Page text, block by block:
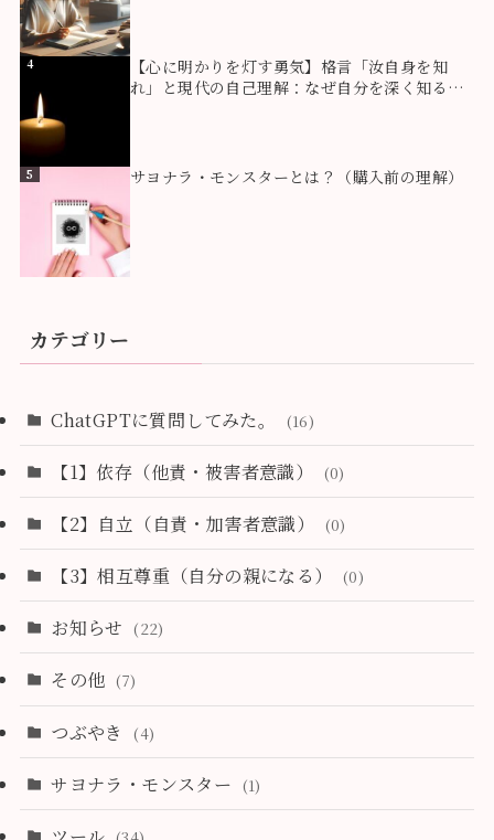
4
【心に明かりを灯す勇気】格言「汝自身を知
れ」と現代の自己理解：なぜ自分を深く知るこ
5 サヨナラ・モンスターとは？（購入前の理解）
カテゴリー
ChatGPTに質問してみた。 (16)
【1】依存（他責・被害者意識） (0)
【2】自立（自責・加害者意識） (0)
【3】相互尊重（自分の親になる） (0)
お知らせ (22)
その他 (7)
つぶやき (4)
サヨナラ・モンスター (1)